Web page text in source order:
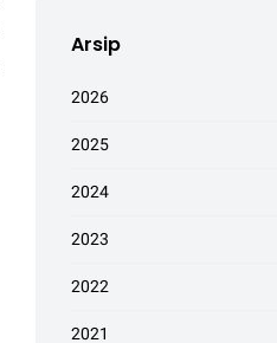
Arsip
2026
2025
2024
2023
2022
2021